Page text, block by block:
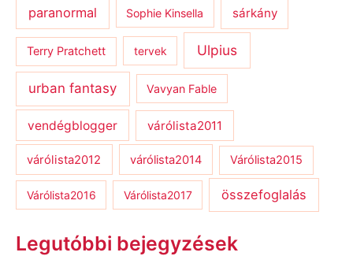
paranormal Sophie Kinsella sárkány
Terry Pratchett tervek Ulpius
urban fantasy Vavyan Fable
vendégblogger várólista2011
várólista2012 várólista2014 Várólista2015
Várólista2016 Várólista2017 összefoglalás
Legutóbbi bejegyzések